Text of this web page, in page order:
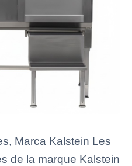
Marca Kalstein Les
de la marque Kalstein